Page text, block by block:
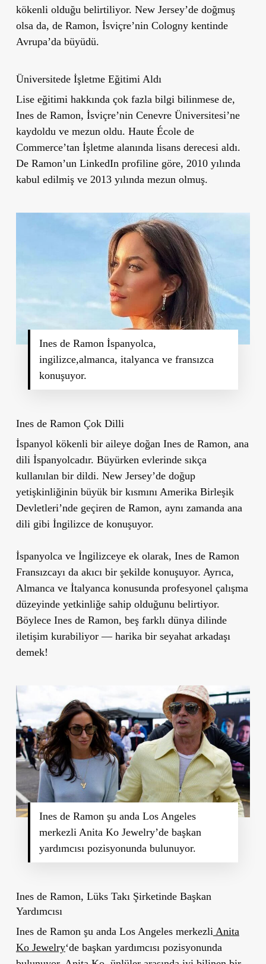
kökenli olduğu belirtiliyor. New Jersey’de doğmuş
olsa da, de Ramon, İsviçre’nin Cologny kentinde
Avrupa’da büyüdü.
Üniversitede İşletme Eğitimi Aldı
Lise eğitimi hakkında çok fazla bilgi bilinmese de,
Ines de Ramon, İsviçre’nin Cenevre Üniversitesi’ne
kaydoldu ve mezun oldu. Haute École de
Commerce’tan İşletme alanında lisans derecesi aldı.
De Ramon’un LinkedIn profiline göre, 2010 yılında
kabul edilmiş ve 2013 yılında mezun olmuş.
Ines de Ramon İspanyolca,
ingilizce,almanca, italyanca ve fransızca
konuşuyor.
Ines de Ramon Çok Dilli
İspanyol kökenli bir aileye doğan Ines de Ramon, ana
dili İspanyolcadır. Büyürken evlerinde sıkça
kullanılan bir dildi. New Jersey’de doğup
yetişkinliğinin büyük bir kısmını Amerika Birleşik
Devletleri’nde geçiren de Ramon, aynı zamanda ana
dili gibi İngilizce de konuşuyor.
İspanyolca ve İngilizceye ek olarak, Ines de Ramon
Fransızcayı da akıcı bir şekilde konuşuyor. Ayrıca,
Almanca ve İtalyanca konusunda profesyonel çalışma
düzeyinde yetkinliğe sahip olduğunu belirtiyor.
Böylece Ines de Ramon, beş farklı dünya dilinde
iletişim kurabiliyor — harika bir seyahat arkadaşı
demek!
Ines de Ramon şu anda Los Angeles
merkezli Anita Ko Jewelry’de başkan
yardımcısı pozisyonunda bulunuyor.
Ines de Ramon, Lüks Takı Şirketinde Başkan
Yardımcısı
Ines de Ramon şu anda Los Angeles merkezli Anita
Ko Jewelry‘de başkan yardımcısı pozisyonunda